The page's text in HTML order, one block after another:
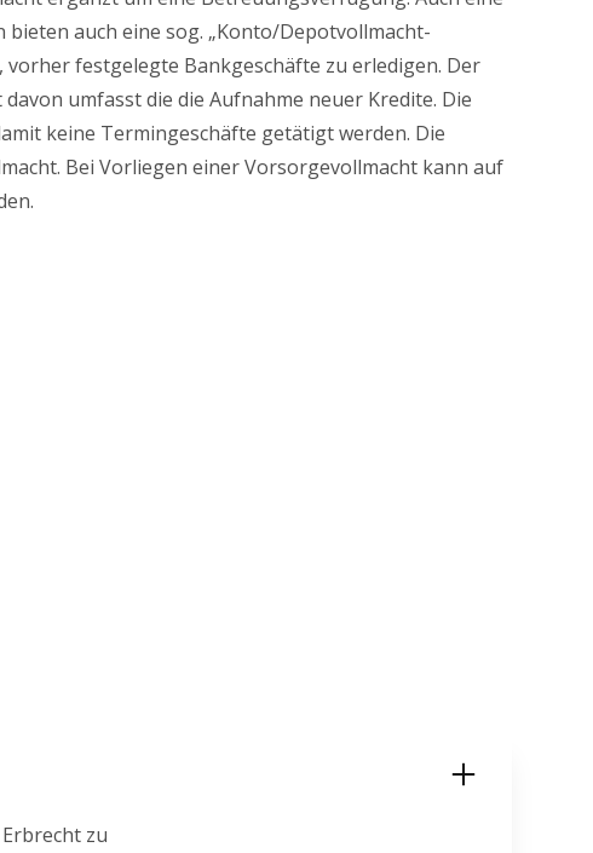
auch eine sog. „Konto/Depotvollmacht-
festgelegte Bankgeschäfte zu erledigen. Der
umfasst die die Aufnahme neuer Kredite. Die
keine Termingeschäfte getätigt werden. Die
Bei Vorliegen einer Vorsorgevollmacht kann auf
zu